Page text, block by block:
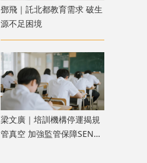
鄧飛｜託北都教育需求 破生
源不足困境
​梁文廣｜培訓機構停運揭規
管真空 加強監管保障SEN兒